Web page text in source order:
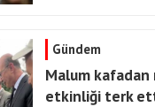
Gündem
Malum
etkinliği terk